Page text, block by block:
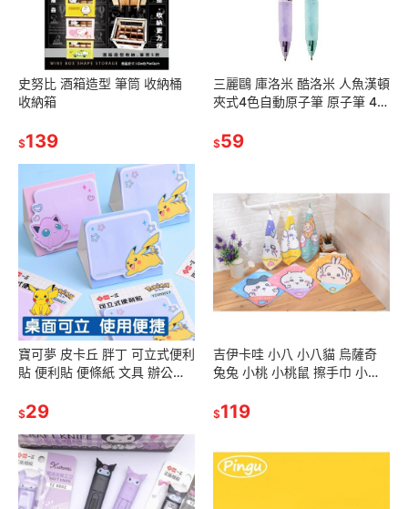
史努比 酒箱造型 筆筒 收納桶
收納箱
$139
三麗鷗 庫洛米 酷洛米 人魚漢頓
夾式4色自動原子筆 原子筆 4色
$59
寶可夢 皮卡丘 胖丁 可立式便利
貼 便利貼 便條紙 文具 辦公用
$29
吉伊卡哇 小八 小八貓 烏薩奇
兔兔 小桃 小桃鼠 擦手巾 小方
$119